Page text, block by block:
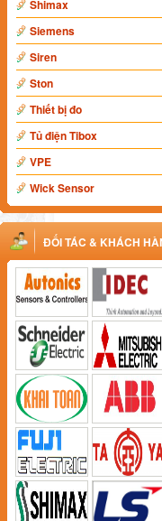
Shimax
Siemens
Siren
Ston
Thiết bị đo
Tủ điện Tibox
VPE
Wick Sensor
ĐỐI TÁC & KHÁCH